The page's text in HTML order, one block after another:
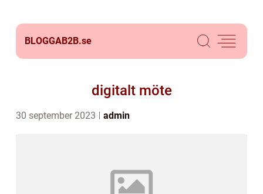
BLOGGAB2B.se
digitalt möte
30 september 2023 admin